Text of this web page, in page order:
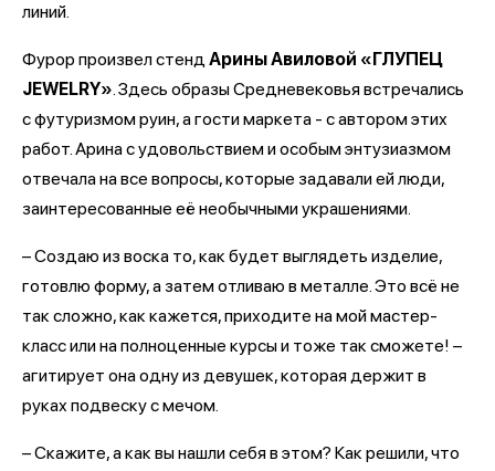
линий.
Фурор произвел стендАрины Авиловой «ГЛУПЕЦ
JEWELRY». Здесь образы Средневековья встречались
с футуризмом руин, а гости маркета - с автором этих
работ. Арина с удовольствием и особым энтузиазмом
отвечала на все вопросы, которые задавали ей люди,
заинтересованные её необычными украшениями.
– Создаю из воска то, как будет выглядеть изделие,
готовлю форму, а затем отливаю в металле. Это всё не
так сложно, как кажется, приходите на мой мастер-
класс или на полноценные курсы и тоже так сможете! –
агитирует она одну из девушек, которая держит в
руках подвеску с мечом.
– Скажите, а как вы нашли себя в этом? Как решили, что